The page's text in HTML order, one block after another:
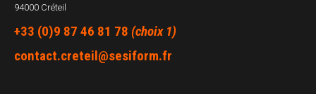
94000 Créteil
+33 (0)9 87 46 81 78 (choix 1)
contact.creteil@sesiform.fr